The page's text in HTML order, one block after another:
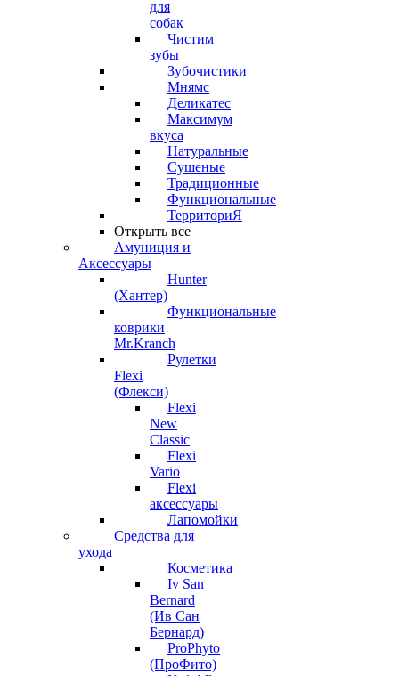
для
собак
Чистим
зубы
Зубочистики
Мнямс
Деликатес
Максимум
вкуса
Натуральные
Сушеные
Традиционные
Функциональные
ТерриториЯ
Открыть все
Амуниция и
Аксессуары
Hunter
(Хантер)
Функциональные
коврики
Mr.Kranch
Рулетки
Flexi
(Флекси)
Flexi
New
Classic
Flexi
Vario
Flexi
аксессуары
Лапомойки
Средства для
ухода
Косметика
Iv San
Bernard
(Ив Сан
Бернард)
ProPhyto
(ПроФито)